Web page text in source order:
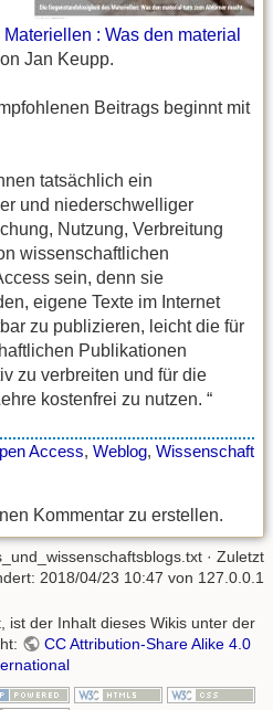
: Was den material
Jan Keupp.
Beitrags beginnt mit
tatsächlich ein
und niederschwelliger
Nutzung, Verbreitung
wissenschaftlichen
sein, denn sie
eigene Texte im Internet
zu publizieren, leicht die für
Publikationen
zu verbreiten und für die
kostenfrei zu nutzen. “
Access, Weblog, Wissenschaft
Kommentar zu erstellen.
· Zuletzt
2018/04/23 10:47 von 127.0.0.1
ist der Inhalt dieses Wikis unter der
CC Attribution-Share Alike 4.0